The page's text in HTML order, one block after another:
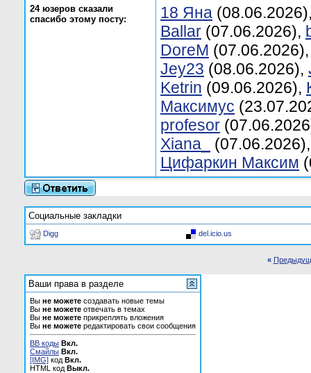
24 юзеров сказали
спасибо этому посту:
18 Яна
Ballar (07.06.2026),
DoreM
Jey23 (08.06.2026),
Ketrin (09.06.2026),
Mаксимус
profesor
Xiana_
Цифаркин Максим
Социальные закладки
Digg del.icio.us
«
Ваши права в разделе
Вы не можете создавать новые темы
Вы не можете отвечать в темах
Вы не можете прикреплять вложения
Вы не можете редактировать свои сообщения
BB коды Вкл.
Смайлы Вкл.
[IMG] код Вкл.
HTML код Выкл.